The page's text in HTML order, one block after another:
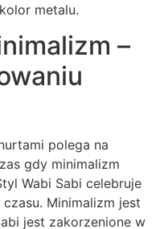
metalu.
–
polega na
gdy minimalizm
Wabi Sabi celebruje
Minimalizm jest
jest zakorzenione w